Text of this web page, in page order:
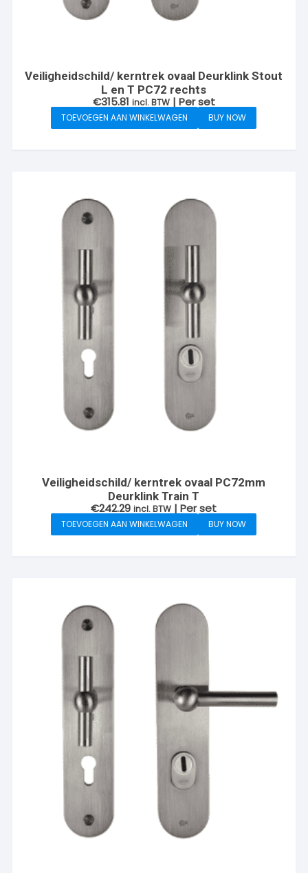
Veiligheidschild/ kerntrek ovaal Deurklink Stout
L en T PC72 rechts
€315.81 incl. BTW | Per set
TOEVOEGEN AAN WINKELWAGEN BUY NOW
Veiligheidschild/ kerntrek ovaal PC72mm
Deurklink Train T
€242.29 incl. BTW | Per set
TOEVOEGEN AAN WINKELWAGEN BUY NOW